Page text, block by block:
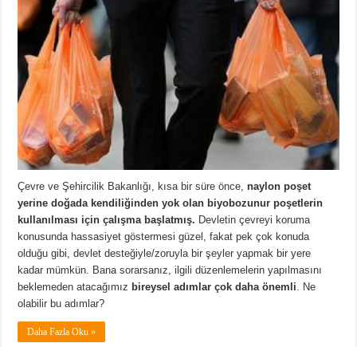
Çevre ve Şehircilik Bakanlığı, kısa bir süre önce,naylon poşet
yerine doğada kendiliğinden yok olan biyobozunur poşetlerin
kullanılması için çalışma başlatmış. Devletin çevreyi koruma
konusunda hassasiyet göstermesi güzel, fakat pek çok konuda
olduğu gibi, devlet desteğiyle/zoruyla bir şeyler yapmak bir yere
kadar mümkün. Bana sorarsanız, ilgili düzenlemelerin yapılmasını
beklemeden atacağımız bireysel adımlar çok daha önemli . Ne
olabilir bu adımlar?
Daha Fazla Oku »